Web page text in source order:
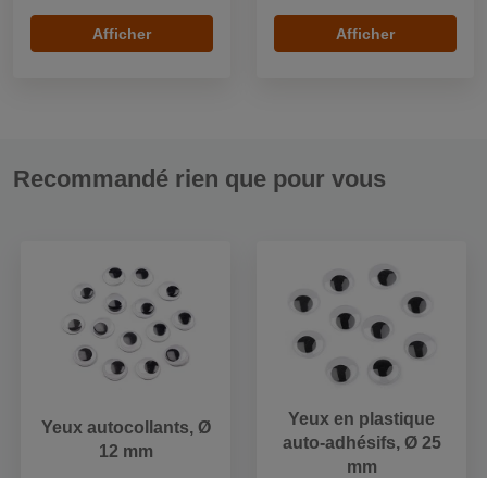
Afficher Afficher
Recommandé rien que pour vous
Yeux autocollants, Ø
12 mm
Yeux en plastique
auto-adhésifs, Ø 25
mm